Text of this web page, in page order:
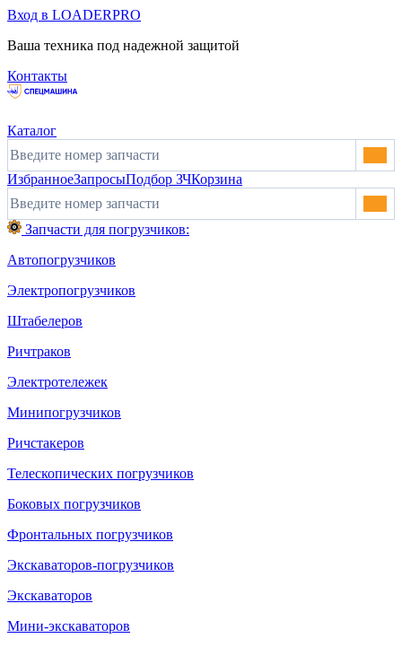
Вход в LOADERPRO
Ваша техника под надежной защитой
Контакты
Каталог
ИзбранноеЗапросыПодбор ЗЧКорзина
Запчасти для погрузчиков:
Автопогрузчиков
Электропогрузчиков
Штабелеров
Ричтраков
Электротележек
Минипогрузчиков
Ричстакеров
Телескопических погрузчиков
Боковых погрузчиков
Фронтальных погрузчиков
Экскаваторов-погрузчиков
Экскаваторов
Мини-экскаваторов